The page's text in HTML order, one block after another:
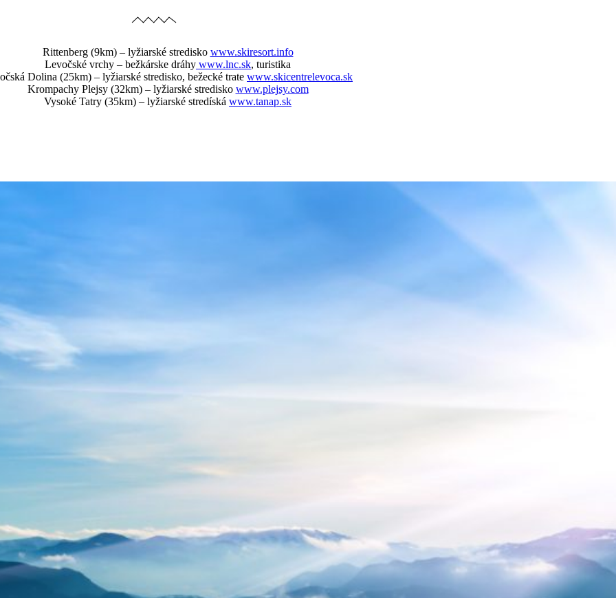
Rittenberg (9km) – lyžiarské stredisko www.skiresort.info
Levočské vrchy – bežkárske dráhy www.lnc.sk, turistika
Dolina (25km) – lyžiarské stredisko, bežecké trate www.skicentrelevoca.sk
Krompachy Plejsy (32km) – lyžiarské stredisko www.plejsy.com
Vysoké Tatry (35km) – lyžiarské stredíská www.tanap.sk